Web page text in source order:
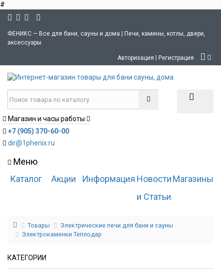
#
ФЕНИКС — Все для бани, сауны и дома | Печи, камины, котлы, двери,
аксессуары
Авторизация | Регистрация
Магазин и часы работы
+7 (905) 370-60-00
dir@1phenix.ru
Меню
Каталог
Акции Информация Новости
и Статьи
Магазины
Товары
Электрические печи для бани и сауны
Электрокаменки Теплодар
КАТЕГОРИИ